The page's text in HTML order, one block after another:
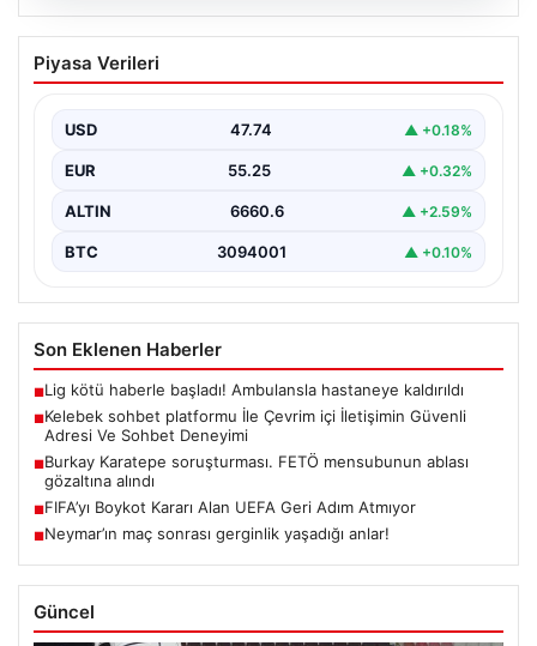
USD 47.74 ▲ +0.18%
EUR 55.25 ▲ +0.32%
ALTIN 6660.6 ▲ +2.59%
BTC 3094001 ▲ +0.10%
Son Eklenen Haberler
■Lig kötü haberle başladı! Ambulansla hastaneye kaldırıldı
Kelebek sohbet platformu İle Çevrim içi İletişimin Güvenli
Adresi Ve Sohbet Deneyimi
Burkay Karatepe soruşturması. FETÖ mensubunun ablası
gözaltına alındı
■FIFA’yı Boykot Kararı Alan UEFA Geri Adım Atmıyor
Neymar’ın maç sonrası gerginlik yaşadığı anlar!
Güncel